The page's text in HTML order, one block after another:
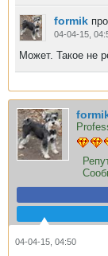
formik
04-04-15,
Может. Такое не
04-04-15, 04:50